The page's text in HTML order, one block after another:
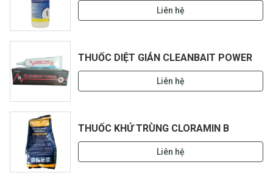
Liên hệ
THUỐC DIỆT GIÁN CLEANBAIT POWER
Liên hệ
THUỐC KHỬ TRÙNG CLORAMIN B
Liên hệ